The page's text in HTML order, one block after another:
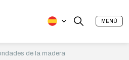
MENÚ
de la madera